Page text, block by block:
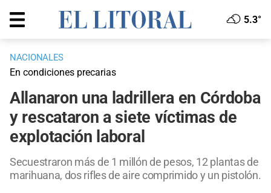
5.3°
NACIONALES
En condiciones precarias
Allanaron una ladrillera en Córdoba
y rescataron a siete víctimas de
explotación laboral
Secuestraron más de 1 millón de pesos, 12 plantas de
marihuana, dos rifles de aire comprimido y un pistolón.